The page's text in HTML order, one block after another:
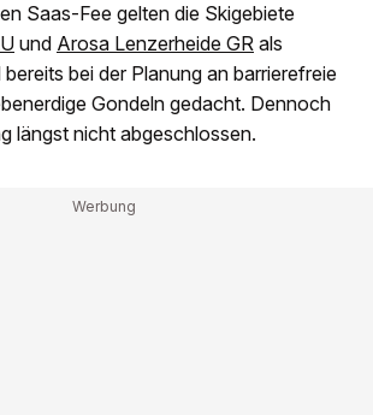
Saas-Fee gelten die Skigebiete
und Arosa Lenzerheide GR als
bei der Planung an barrierefreie
Gondeln gedacht. Dennoch
längst nicht abgeschlossen.